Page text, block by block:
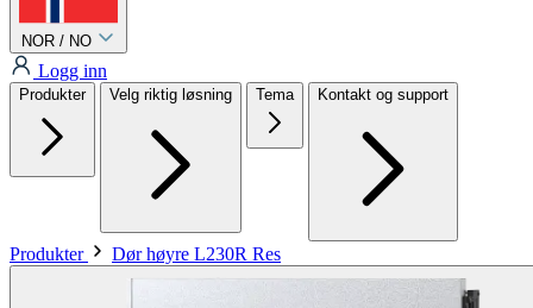
NOR / NO
Logg inn
Produkter Velg riktig løsning Tema Kontakt og support
Produkter Dør høyre L230R Res